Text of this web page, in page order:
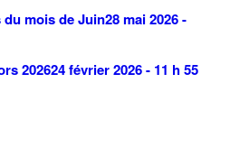
mois de Juin28 mai 2026 -
202624 février 2026 - 11 h 55